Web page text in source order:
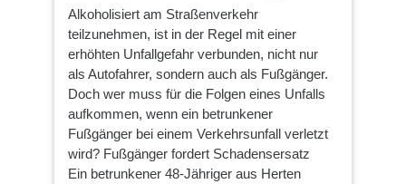
Alkoholisiert am Straßenverkehr
teilzunehmen, ist in der Regel mit einer
erhöhten Unfallgefahr verbunden, nicht nur
als Autofahrer, sondern auch als Fußgänger.
Doch wer muss für die Folgen eines Unfalls
aufkommen, wenn ein betrunkener
Fußgänger bei einem Verkehrsunfall verletzt
wird? Fußgänger fordert Schadensersatz
Ein betrunkener 48-Jähriger aus Herten